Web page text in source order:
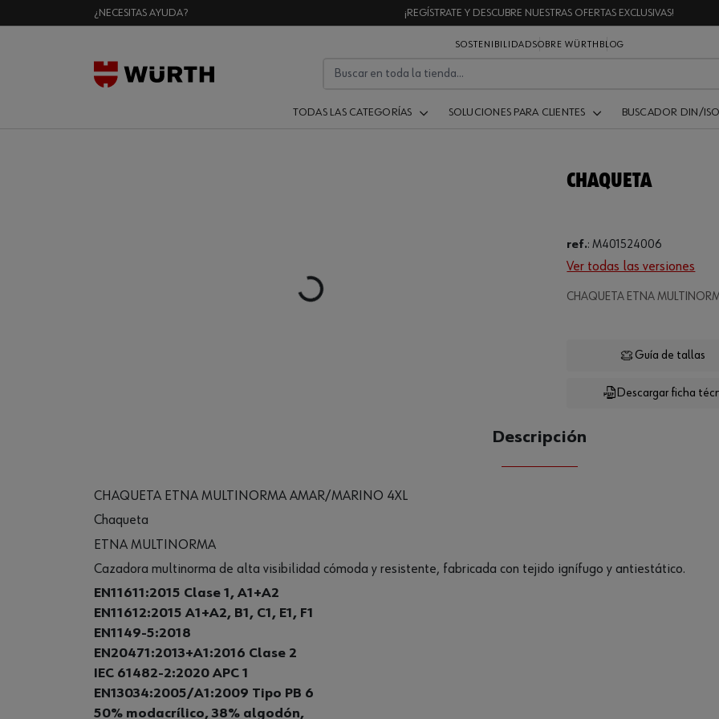
¿NECESITAS AYUDA? ¡REGÍSTRATE Y DESCUBRE NUESTRAS OFERTAS EXCLUSIVAS!
SOSTENIBILIDADSOBRE WÜRTH BLOG
TODAS LAS CATEGORÍAS SOLUCIONES PARA CLIENTES BUSCADOR DIN/
Loading...
CHAQUETA
ref.:M401524006
Ver todas las versiones
CHAQUETA ETNA
CANTIDAD UE
Descargar ficha
Guía de tallas
Descripción
CHAQUETA ETNA MULTINORMA AMAR/MARINO 4XL
Chaqueta
ETNA MULTINORMA
Cazadora multinorma de alta visibilidad cómoda y resistente, fabricada con tejido ignífugo y antiestático.
EN11611:2015 Clase 1, A1+A2
EN11612:2015 A1+A2, B1, C1, E1, F1
EN1149-5:2018
EN20471:2013+A1:2016 Clase 2
IEC 61482-2:2020 APC 1
EN13034:2005/A1:2009 Tipo PB 6
50% modacrílico, 38% algodón,